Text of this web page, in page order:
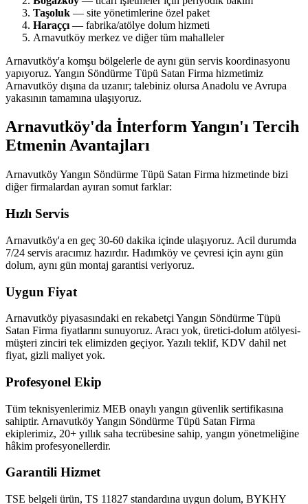
Taşoluk — site yönetimlerine özel paket
Haraççı — fabrika/atölye dolum hizmeti
Arnavutköy merkez ve diğer tüm mahalleler
Arnavutköy'a komşu bölgelerle de aynı gün servis koordinasyonu
yapıyoruz. Yangın Söndürme Tüpü Satan Firma hizmetimiz
Arnavutköy dışına da uzanır; talebiniz olursa Anadolu ve Avrupa
yakasının tamamına ulaşıyoruz.
Arnavutköy'da İnterform Yangın'ı Tercih
Etmenin Avantajları
Arnavutköy Yangın Söndürme Tüpü Satan Firma hizmetinde bizi
diğer firmalardan ayıran somut farklar:
Hızlı Servis
Arnavutköy'a en geç 30-60 dakika içinde ulaşıyoruz. Acil durumda
7/24 servis aracımız hazırdır. Hadımköy ve çevresi için aynı gün
dolum, aynı gün montaj garantisi veriyoruz.
Uygun Fiyat
Arnavutköy piyasasındaki en rekabetçi Yangın Söndürme Tüpü
Satan Firma fiyatlarını sunuyoruz. Aracı yok, üretici-dolum atölyesi-
müşteri zinciri tek elimizden geçiyor. Yazılı teklif, KDV dahil net
fiyat, gizli maliyet yok.
Profesyonel Ekip
Tüm teknisyenlerimiz MEB onaylı yangın güvenlik sertifikasına
sahiptir. Arnavutköy Yangın Söndürme Tüpü Satan Firma
ekiplerimiz, 20+ yıllık saha tecrübesine sahip, yangın yönetmeliğine
hâkim profesyonellerdir.
Garantili Hizmet
TSE belgeli ürün, TS 11827 standardına uygun dolum, BYKHY